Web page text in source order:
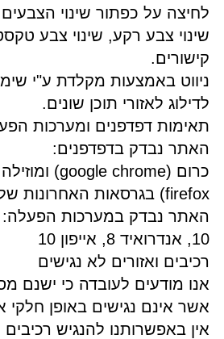
לחיצה על כפתור שינוי
שינוי צבע רקע, שינוי צבע
קישורים.
לדילוג לאזורי תוכן שונים.
תאימות דפדפנים ומערכות
האתר נבדק בדפדפנים:
firefox) בגרסאות האחרונות שלהם
10, אנדרואיד 8, אייפון 10
רכיבים ואזורים לא נגישים
אנו מודעים לעובדה כי ישנם
אשר אינם נגישים באופן חלקי
אין באפשרותנו להנגיש רכיבים